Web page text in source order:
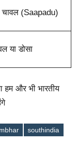
चावल (Saapadu)
या डोसा
और भी भारतीय
southindia